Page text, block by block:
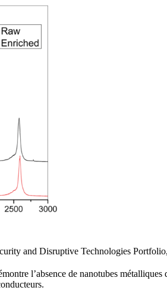
and Disruptive Technologies
l’absence de nanotubes